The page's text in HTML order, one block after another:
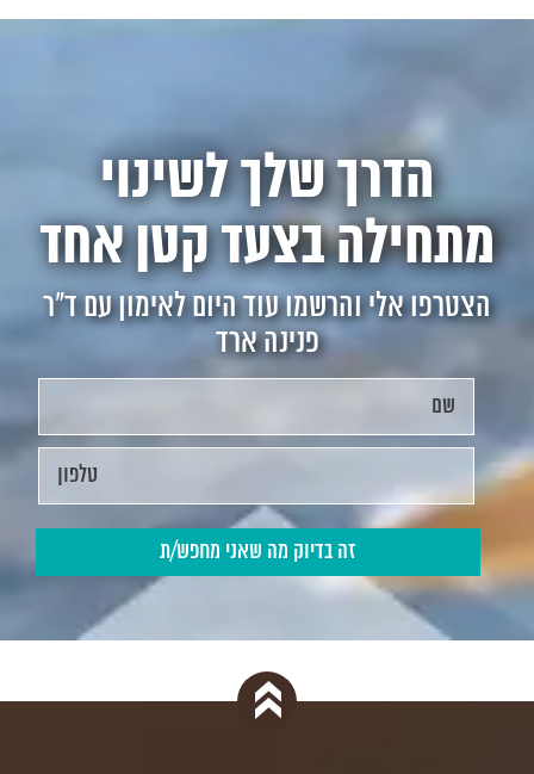
הדרך שלך לשינוי
מתחילה בצעד קטן אחד
הצטרפו אלי והרשמו עוד היום לאימון עם ד"ר
פנינה ארד